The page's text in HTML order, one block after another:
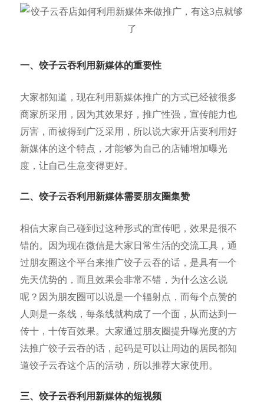
一、饺子云吞利用新媒体的重要性
大家都知道，现在利用新媒体推广的方式已经被很多
商家所采用，因为其效果好，推广性强，宣传能力也
厉害，而被得到广泛采用，所以说大家开店要利用好
新媒体的这个特点，才能够为自己的店铺增加曝光
度，让自己生意变得更好。
二、饺子云吞利用新媒体需要朋友圈集赞
相信大家自己碰到过这种形式的宣传吧，效果是很不
错的。因为现在微信是大家日常生活的交流工具，通
过朋友圈这个平台来推广饺子云吞的话，是具有一个
先天优势的，而且效果会非常不错，为什么这么说
呢？因为朋友圈可以说是一个辐射点，而每个点赞的
人则是一条线，每条线就构成了一个面，从而达到一
传十，十传百效果。大家通过朋友圈提升曝光度的方
法推广饺子云吞的话，起码是可以让周边的居民都知
道饺子云吞这个店的活动，所以推荐大家使用。
三、饺子云吞利用新媒体的短视频